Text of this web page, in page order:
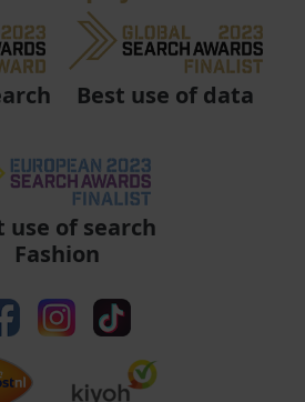
Best use of data
use of search
Fashion